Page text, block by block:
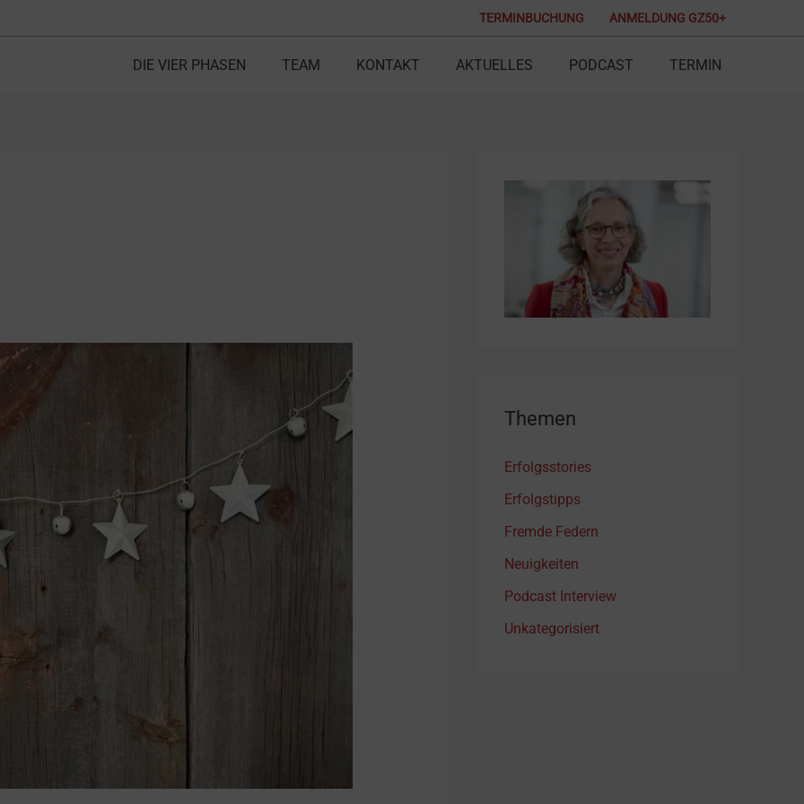
TERMINBUCHUNG ANMELDUNG GZ50+
DIE VIER PHASEN TEAM KONTAKT AKTUELLES PODCAST TERMIN
Themen
Erfolgsstories
Erfolgstipps
Fremde Federn
Neuigkeiten
Podcast Interview
Unkategorisiert